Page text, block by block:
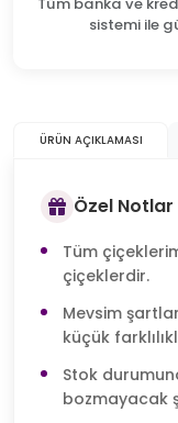
sistemi ile
ÜRÜN AÇIKLAMASI
Özel Notlar
Tüm
çiçeklerdir.
Mevsim
küçük
Stok
bozmayacak